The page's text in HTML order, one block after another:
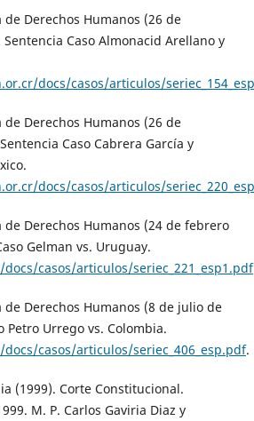
Derechos Humanos (26 de
Caso Almonacid Arellano y
docs/casos/articulos/
Derechos Humanos (26 de
Caso Cabrera García y
docs/casos/articulos/
Derechos Humanos (24 de febrero
Gelman vs. Uruguay.
casos/articulos/seriec_221_esp1.pdf
Derechos Humanos (8 de julio de
Petro Urrego vs. Colombia.
casos/articulos/seriec_406_esp.pdf.
(1999). Corte Constitucional.
M. P. Carlos Gaviria Diaz y